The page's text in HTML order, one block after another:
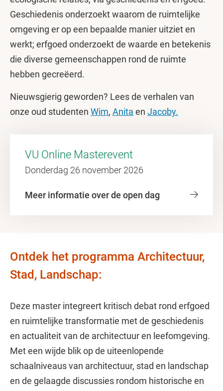
Geschiedenis onderzoekt waarom de ruimtelijke
omgeving er op een bepaalde manier uitziet en
werkt; erfgoed onderzoekt de waarde en betekenis
die diverse gemeenschappen rond de ruimte
hebben gecreëerd.
Nieuwsgierig geworden? Lees de verhalen van
onze oud studenten Wim, Anita en Jacoby.
VU Online Masterevent
Donderdag 26 november 2026
Meer informatie over de open dag
Ontdek het programma Architectuur,
Stad, Landschap:
Deze master integreert kritisch debat rond erfgoed
en ruimtelijke transformatie met de geschiedenis
en actualiteit van de architectuur en leefomgeving.
Met een wijde blik op de uiteenlopende
schaalniveaus van architectuur, stad en landschap
en de gelaagde discussies rondom historische en